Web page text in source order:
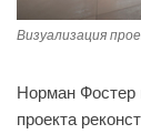
Визуализация
Норман Фостер
проекта